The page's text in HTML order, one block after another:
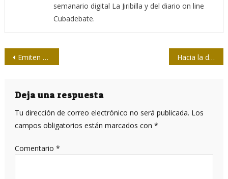
semanario digital La Jiribilla y del diario on line
Cubadebate.
Navegación
entradas
Emiten orden de detención contra Netanyahu y Gallant por crímenes de guerra Hacia la desdolarización
Deja una respuesta
Tu dirección de correo electrónico no será publicada. Los
campos obligatorios están marcados con *
Comentario *